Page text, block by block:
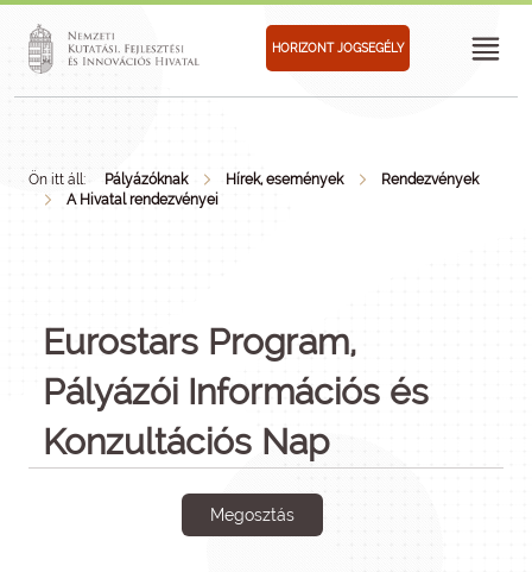
HORIZONT JOGSEGÉLY
Ön itt áll: Pályázóknak Hírek, események
Rendezvények
A Hivatal rendezvényei
Eurostars Program,
Pályázói Információs és
Konzultációs Nap
Megosztás